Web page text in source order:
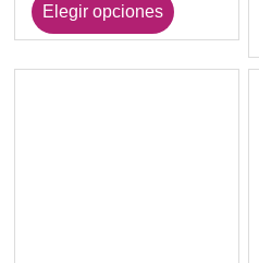
Aniversario